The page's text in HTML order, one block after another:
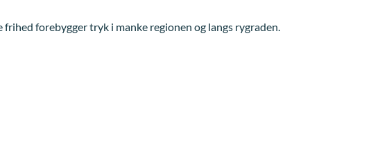
forebygger tryk i manke regionen og langs rygraden.